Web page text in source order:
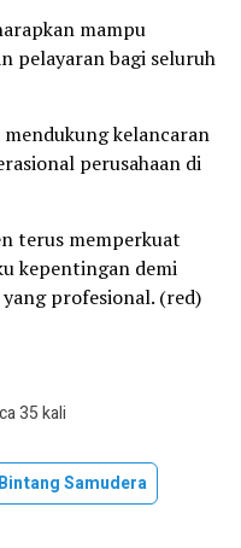
mampu
pelayaran bagi seluruh
kelancaran
perusahaan di
terus memperkuat
kepentingan demi
profesional. (red)
35 kali
Samudera